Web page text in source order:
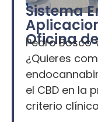
Sistema
Oficina
Pedro Bosco
¿Quieres
el CBD en la
criterio